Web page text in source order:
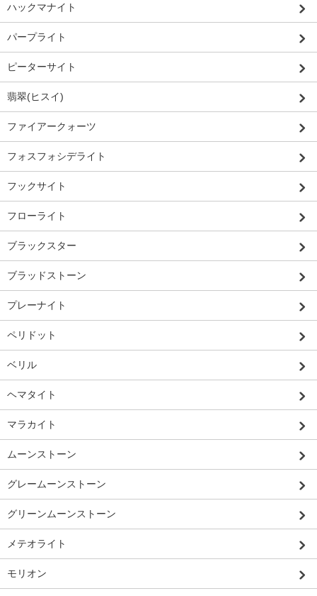
ハックマナイト
パープライト
ピーターサイト
翡翠(ヒスイ)
ファイアークォーツ
フォスフォシデライト
フックサイト
フローライト
ブラックスター
ブラッドストーン
プレーナイト
ペリドット
ベリル
ヘマタイト
マラカイト
ムーンストーン
グレームーンストーン
グリーンムーンストーン
メテオライト
モリオン